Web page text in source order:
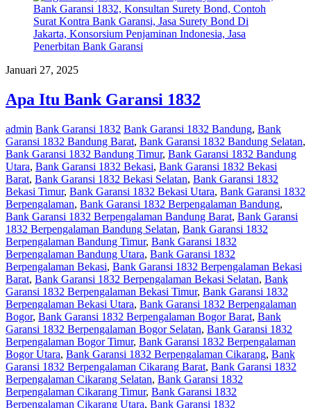
Januari 27, 2025
Apa Itu Bank Garansi 1832
admin Bank Garansi 1832 Bank Garansi 1832 Bandung, Bank
Garansi 1832 Bandung Barat, Bank Garansi 1832 Bandung Selatan,
Bank Garansi 1832 Bandung Timur, Bank Garansi 1832 Bandung
Utara, Bank Garansi 1832 Bekasi, Bank Garansi 1832 Bekasi
Barat, Bank Garansi 1832 Bekasi Selatan, Bank Garansi 1832
Bekasi Timur, Bank Garansi 1832 Bekasi Utara, Bank Garansi 1832
Berpengalaman, Bank Garansi 1832 Berpengalaman Bandung,
Bank Garansi 1832 Berpengalaman Bandung Barat, Bank Garansi
1832 Berpengalaman Bandung Selatan, Bank Garansi 1832
Berpengalaman Bandung Timur, Bank Garansi 1832
Berpengalaman Bandung Utara, Bank Garansi 1832
Berpengalaman Bekasi, Bank Garansi 1832 Berpengalaman Bekasi
Barat, Bank Garansi 1832 Berpengalaman Bekasi Selatan, Bank
Garansi 1832 Berpengalaman Bekasi Timur, Bank Garansi 1832
Berpengalaman Bekasi Utara, Bank Garansi 1832 Berpengalaman
Bogor, Bank Garansi 1832 Berpengalaman Bogor Barat, Bank
Garansi 1832 Berpengalaman Bogor Selatan, Bank Garansi 1832
Berpengalaman Bogor Timur, Bank Garansi 1832 Berpengalaman
Bogor Utara, Bank Garansi 1832 Berpengalaman Cikarang, Bank
Garansi 1832 Berpengalaman Cikarang Barat, Bank Garansi 1832
Berpengalaman Cikarang Selatan, Bank Garansi 1832
Berpengalaman Cikarang Timur, Bank Garansi 1832
Berpengalaman Cikarang Utara, Bank Garansi 1832